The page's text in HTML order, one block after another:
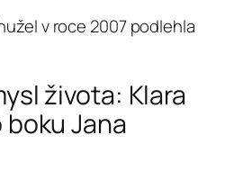
v roce 2007 podlehla
života: Klara
boku Jana